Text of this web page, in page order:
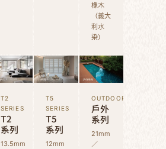
橡木
（義大
利水
染）
T2
SERIES
T2
系列
13.5mm
T5
SERIES
T5
系列
12mm
OUTDOOR
戶外
系列
21mm
／